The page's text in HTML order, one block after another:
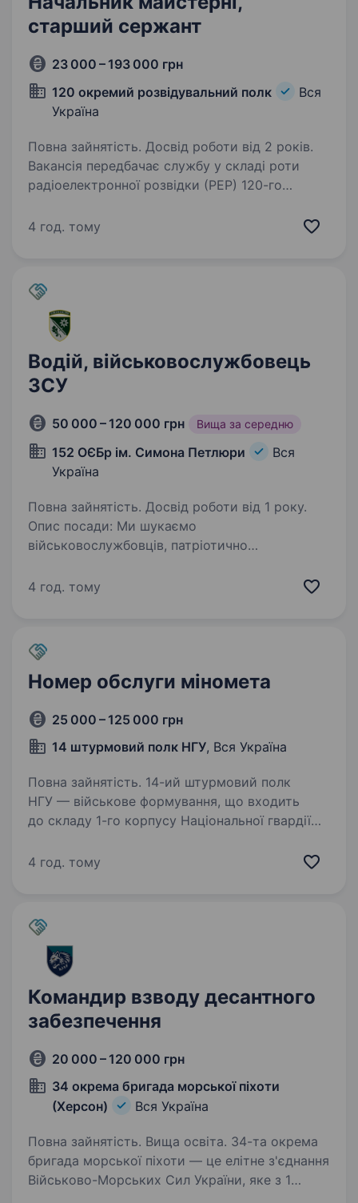
старший сержант
23 000 – 193 000 грн
120 окремий розвідувальний полк
Вся
Україна
Повна зайнятість. Досвід роботи від 2 років.
Вакансія передбачає службу у складі роти
радіоелектронної розвідки (РЕР) 120-го
підтримувати особовий склад, озброєння,
4 год. тому
Водій, військовослужбовець
ЗСУ
50 000 – 120 000 грн Вища за середню
152 ОЄБр ім. Симона Петлюри
Вся
Україна
Повна зайнятість. Досвід роботи від 1 року.
Опис посади: Ми шукаємо
військовослужбовців, патріотично
громадян України для виконання завдання
4 год. тому
Номер обслуги міномета
25 000 – 125 000 грн
14 штурмовий полк НГУ, Вся Україна
Повна зайнятість. 14-ий штурмовий полк
НГУ — військове формування, що входить
до складу 1-го корпусу Національної гвардії
став Інтернаціональний батальйон бригади
4 год. тому
Командир взводу десантного
забезпечення
20 000 – 120 000 грн
34 окрема бригада морської піхоти
(Херсон)
Вся Україна
Повна зайнятість. Вища освіта. 34-та окрема
бригада морської піхоти — це елітне з'єднання
Військово-Морських Сил України, яке з 1